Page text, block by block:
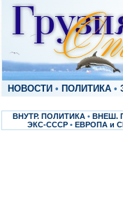
НОВОСТИ • ПОЛИТИКА •
ВНУТР. ПОЛИТИКА • ВНЕШ.
ЭКС-СССР • ЕВРОПА и